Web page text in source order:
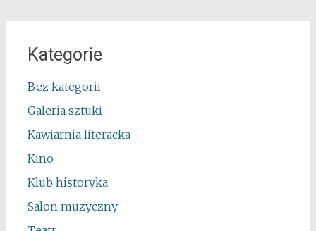
Kategorie
Bez kategorii
Galeria sztuki
Kawiarnia literacka
Kino
Klub historyka
Salon muzyczny